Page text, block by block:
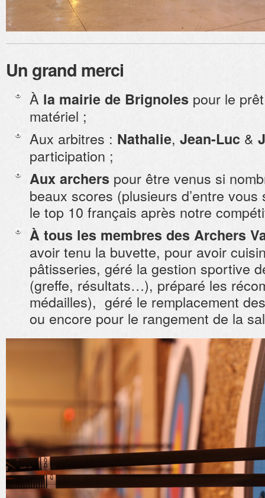
Un grand merci
À la mairie de Brignoles pour le
matériel ;
Aux arbitres : Nathalie, Jean-Luc &
participation ;
Aux archers pour être venus si
beaux scores (plusieurs d’entre
le top 10 français après notre
À tous les membres des Archers
avoir tenu la buvette, pour avoir
pâtisseries, géré la gestion sportive
(greffe, résultats…), préparé les
médailles), géré le remplacement
ou encore pour le rangement de la